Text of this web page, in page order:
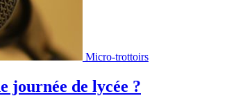
Micro-trottoirs
journée de lycée ?